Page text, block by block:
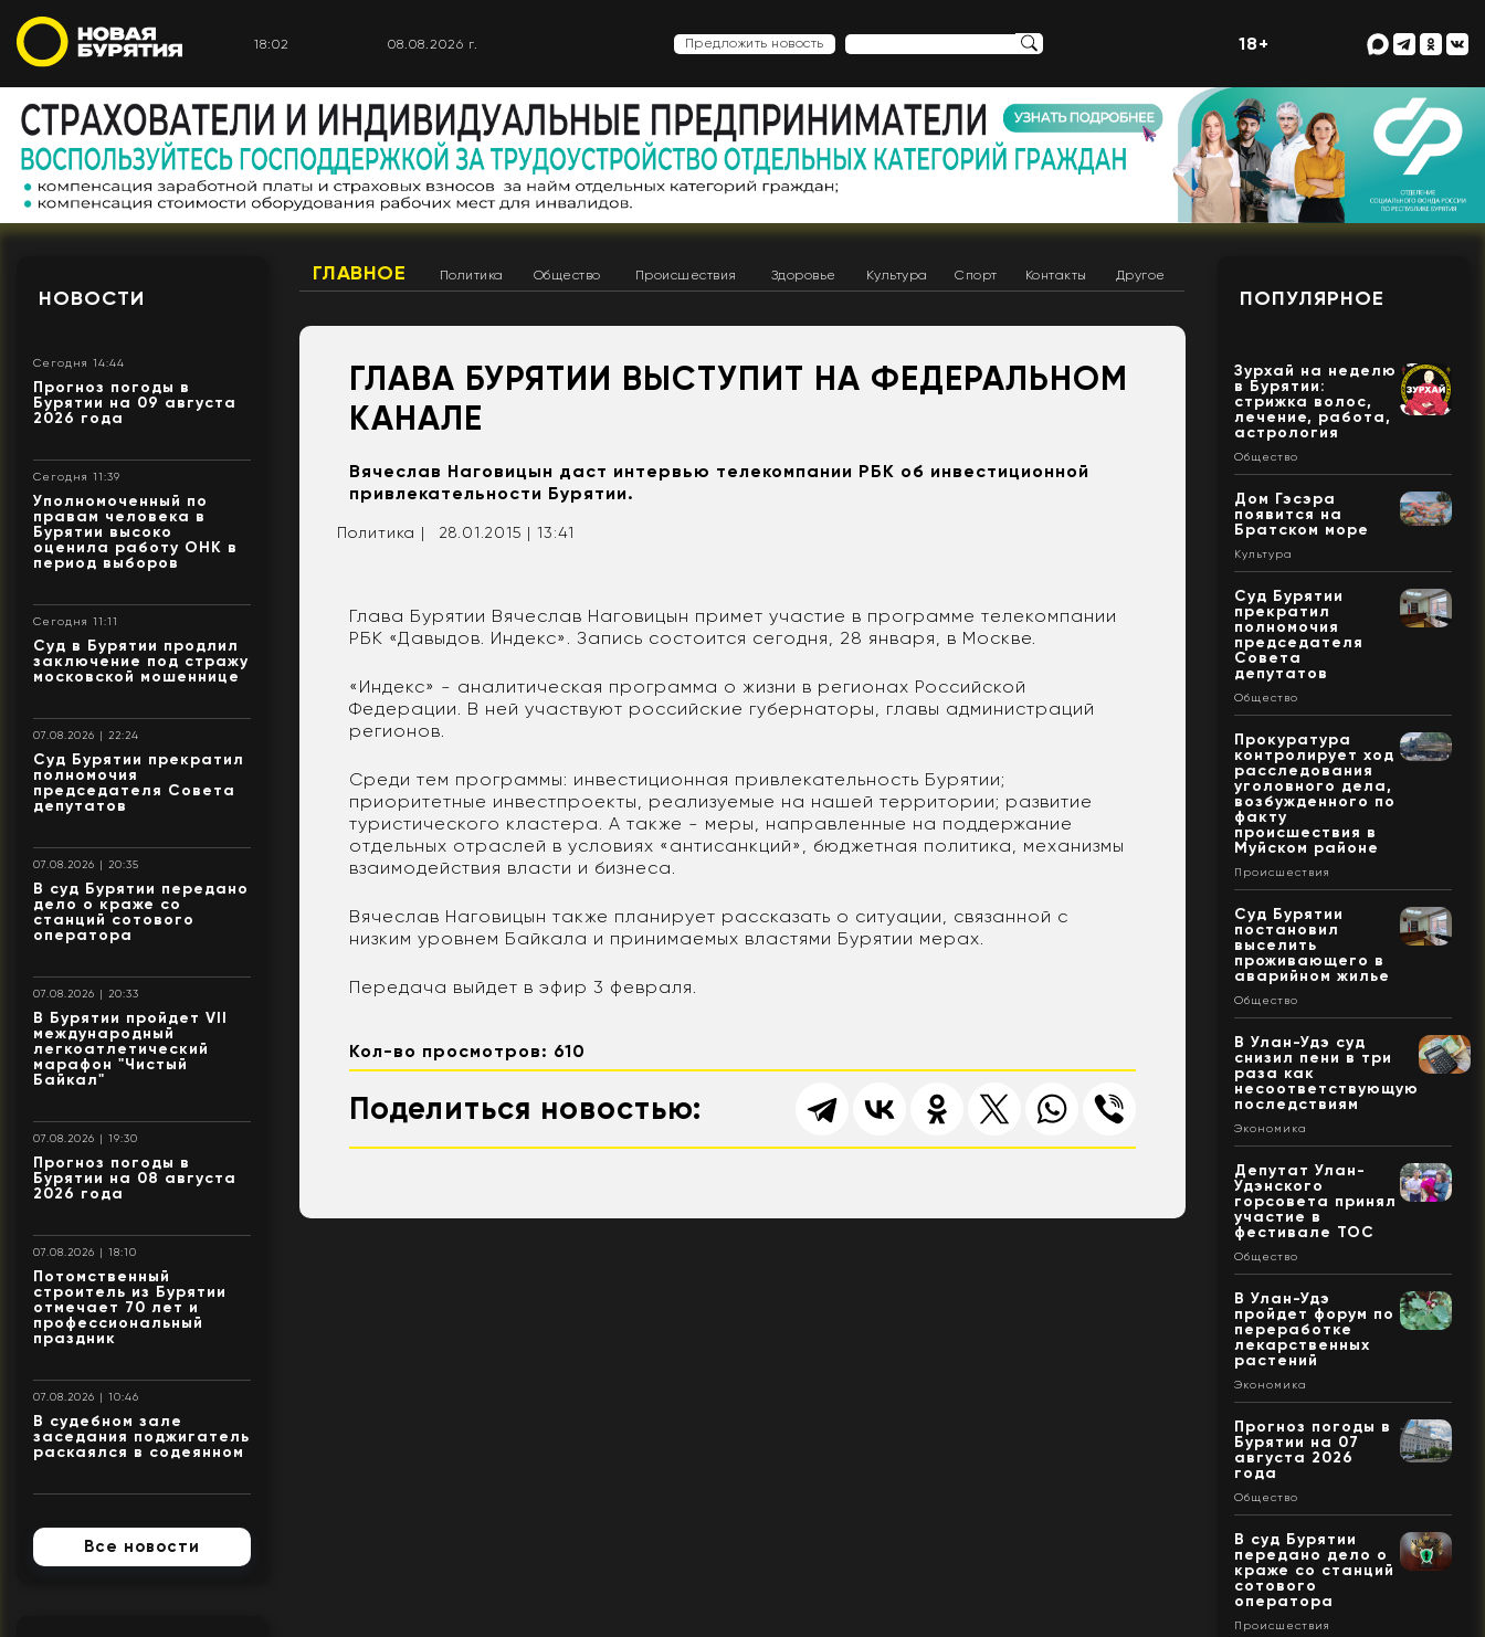
18:02 08.08.2026 г. Предложить новость 18+
НОВОСТИ
Сегодня 14:44
Прогноз погоды в
Бурятии на 09 августа
2026 года
Сегодня 11:39
Уполномоченный по
правам человека в
Бурятии высоко
оценила работу ОНК в
период выборов
Сегодня 11:11
Суд в Бурятии продлил
заключение под стражу
московской мошеннице
07.08.2026 | 22:24
Суд Бурятии прекратил
полномочия
председателя Совета
депутатов
07.08.2026 | 20:35
В суд Бурятии передано
дело о краже со
станций сотового
оператора
07.08.2026 | 20:33
В Бурятии пройдет VII
международный
легкоатлетический
марафон "Чистый
Байкал"
07.08.2026 | 19:30
Прогноз погоды в
Бурятии на 08 августа
2026 года
07.08.2026 | 18:10
Потомственный
строитель из Бурятии
отмечает 70 лет и
профессиональный
праздник
07.08.2026 | 10:46
В судебном зале
заседания поджигатель
раскаялся в содеянном
Все новости
ГЛАВНОЕ Политика Общество Происшествия Здоровье Культура Спорт Контакты Другое
ГЛАВА БУРЯТИИ ВЫСТУПИТ НА ФЕДЕРАЛЬНОМ
КАНАЛЕ
Вячеслав Наговицын даст интервью телекомпании РБК об инвестиционной
привлекательности Бурятии.
Политика | 28.01.2015 | 13:41
Глава Бурятии Вячеслав Наговицын примет участие в программе телекомпании
РБК «Давыдов. Индекс». Запись состоится сегодня, 28 января, в Москве.
«Индекс» - аналитическая программа о жизни в регионах Российской
Федерации. В ней участвуют российские губернаторы, главы администраций
регионов.
Среди тем программы: инвестиционная привлекательность Бурятии;
приоритетные инвестпроекты, реализуемые на нашей территории; развитие
туристического кластера. А также - меры, направленные на поддержание
отдельных отраслей в условиях «антисанкций», бюджетная политика, механизмы
взаимодействия власти и бизнеса.
Вячеслав Наговицын также планирует рассказать о ситуации, связанной с
низким уровнем Байкала и принимаемых властями Бурятии мерах.
Передача выйдет в эфир 3 февраля.
Кол-во просмотров: 610
Поделиться новостью:
ПОПУЛЯРНОЕ
Зурхай на неделю
в Бурятии:
стрижка волос,
лечение, работа,
астрология
Общество
Дом Гэсэра
появится на
Братском море
Культура
Суд Бурятии
прекратил
полномочия
председателя
Совета
депутатов
Общество
Прокуратура
контролирует ход
расследования
уголовного дела,
возбужденного по
факту
происшествия в
Муйском районе
Происшествия
Суд Бурятии
постановил
выселить
проживающего в
аварийном жилье
Общество
В Улан-Удэ суд
снизил пени в три
раза как
несоответствующую
последствиям
Экономика
Депутат Улан-
Удэнского
горсовета принял
участие в
фестивале ТОС
Общество
В Улан-Удэ
пройдет форум по
переработке
лекарственных
растений
Экономика
Прогноз погоды в
Бурятии на 07
августа 2026
года
Общество
В суд Бурятии
передано дело о
краже со станций
сотового
оператора
Происшествия